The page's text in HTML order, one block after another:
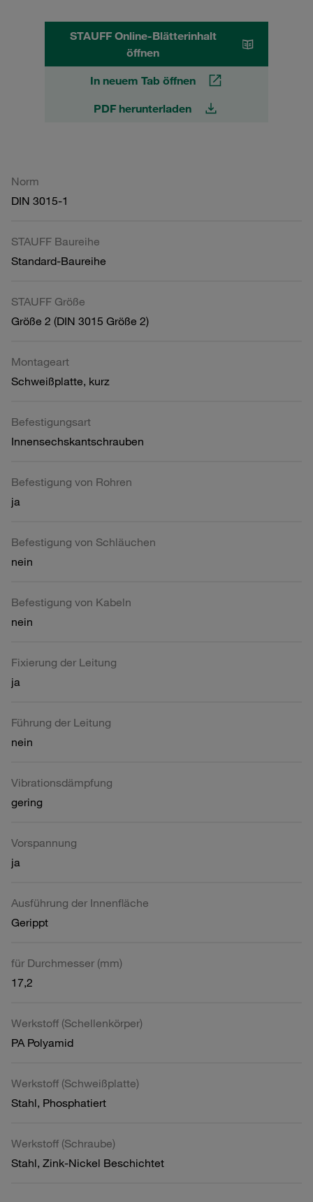
STAUFF Online-Blätterinhalt
öffnen
In neuem Tab öffnen
PDF herunterladen
Norm
DIN 3015-1
STAUFF Baureihe
Standard-Baureihe
STAUFF Größe
Größe 2 (DIN 3015 Größe 2)
Montageart
Schweißplatte, kurz
Befestigungsart
Innensechskantschrauben
Befestigung von Rohren
ja
Befestigung von Schläuchen
nein
Befestigung von Kabeln
nein
Fixierung der Leitung
ja
Führung der Leitung
nein
Vibrationsdämpfung
gering
Vorspannung
ja
Ausführung der Innenfläche
Gerippt
für Durchmesser (mm)
17,2
Werkstoff (Schellenkörper)
PA Polyamid
Werkstoff (Schweißplatte)
Stahl, Phosphatiert
Werkstoff (Schraube)
Stahl, Zink-Nickel Beschichtet